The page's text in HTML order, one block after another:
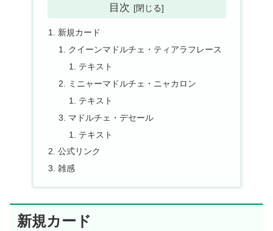
目次
新規カード
クイーンマドルチェ・ティアラフレース
テキスト
ミニャーマドルチェ・ニャカロン
テキスト
マドルチェ・デセール
テキスト
公式リンク
雑感
新規カード